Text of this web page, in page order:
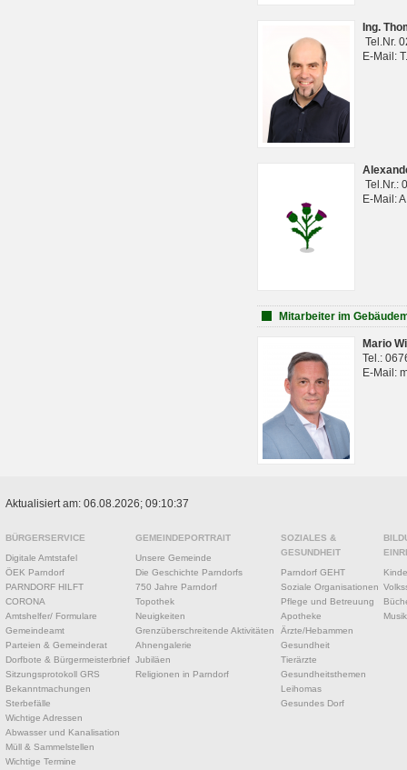
Ing.
Tel.Nr.
E-Mail:
Tel.Nr.:
E-Mail:
Mitarbeiter im
Mario
Tel.:
E-Mail:
Aktualisiert am: 06.08.2026; 09:10:37
BÜRGERSERVICE
Digitale Amtstafel
ÖEK Parndorf
PARNDORF HILFT
CORONA
Amtshelfer/ Formulare
Gemeindeamt
Parteien & Gemeinderat
Dorfbote & Bürgermeisterbrief
Sitzungsprotokoll GRS
Bekanntmachungen
Sterbefälle
Wichtige Adressen
Abwasser und Kanalisation
Müll & Sammelstellen
Wichtige Termine
GEMEINDEPORTRAIT
Unsere Gemeinde
Die Geschichte Parndorfs
750 Jahre Parndorf
Topothek
Neuigkeiten
Grenzüberschreitende Aktivitäten
Ahnengalerie
Jubiläen
Religionen in Parndorf
SOZIALES &
GESUNDHEIT
Parndorf GEHT
Soziale Organisationen
Pflege und Betreuung
Apotheke
Ärzte/Hebammen
Gesundheit
Tierärzte
Gesundheitsthemen
Leihomas
Gesundes Dorf